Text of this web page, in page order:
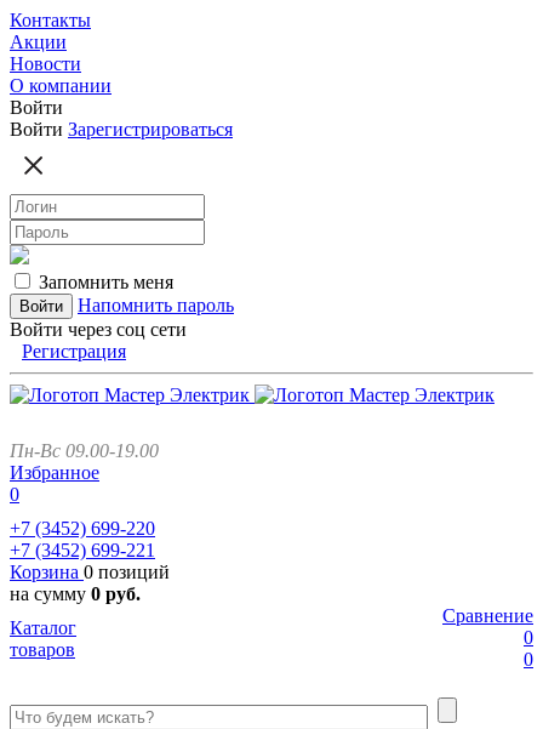
Контакты
Акции
Новости
О компании
Войти
Войти Зарегистрироваться
Запомнить меня
Напомнить пароль
Войти через соц сети
Регистрация
Пн-Вс 09.00-19.00
Избранное
0
+7 (3452) 699-220
+7 (3452) 699-221
Корзина 0 позиций
на сумму 0 руб.
Сравнение
0
0
Каталог
товаров